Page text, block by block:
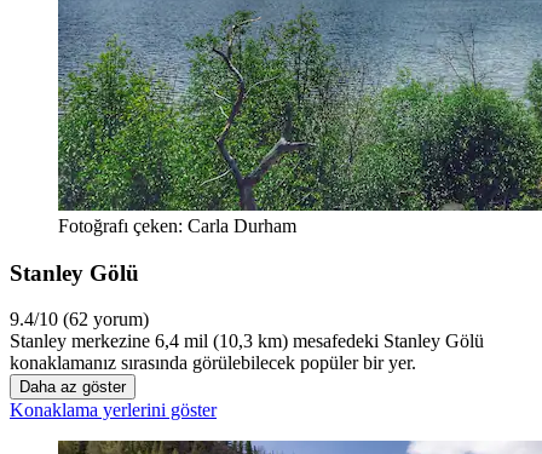
Fotoğrafı çeken: Carla Durham
Stanley Gölü
9.4/10 (62 yorum)
Stanley merkezine 6,4 mil (10,3 km) mesafedeki Stanley Gölü
konaklamanız sırasında görülebilecek popüler bir yer.
Daha az göster
Konaklama yerlerini göster